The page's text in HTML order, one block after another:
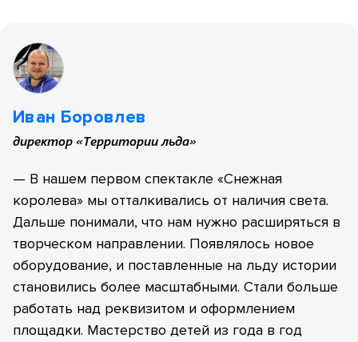
Иван Боровлев
директор «Территории льда»
— В нашем первом спектакле «Снежная
королева» мы отталкивались от наличия света.
Дальше понимали, что нам нужно расширяться в
творческом направлении. Появлялось новое
оборудование, и поставленные на льду истории
становились более масштабными. Стали больше
работать над реквизитом и оформлением
площадки. Мастерство детей из года в год